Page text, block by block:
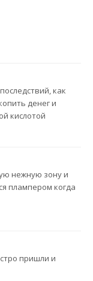
как
денег и
кислотой
нежную зону и
плампером когда
пришли и